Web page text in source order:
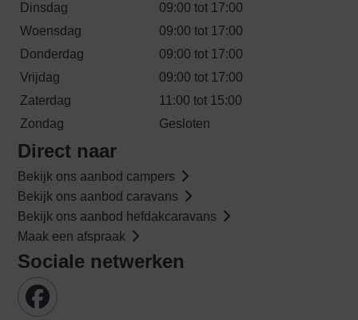
Dinsdag
09:00 tot 17:00
Woensdag
09:00 tot 17:00
Donderdag
09:00 tot 17:00
Vrijdag
09:00 tot 17:00
Zaterdag
11:00 tot 15:00
Zondag
Gesloten
Direct naar
Bekijk ons aanbod campers
Bekijk ons aanbod caravans
Bekijk ons aanbod hefdakcaravans
Maak een afspraak
Sociale netwerken